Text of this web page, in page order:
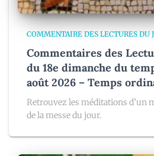
COMMENTAIRE DES LECTURES DU
Commentaires des
du 18e dimanche du
août 2026 – Temps
Retrouvez les méditations d’un
de la messe du jour.